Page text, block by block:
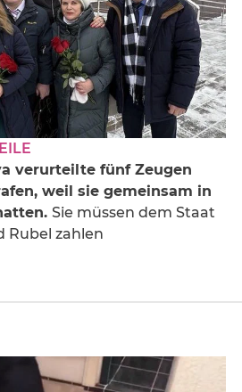
verurteilte fünf Zeugen
weil sie gemeinsam in
Sie müssen dem Staat
Rubel zahlen